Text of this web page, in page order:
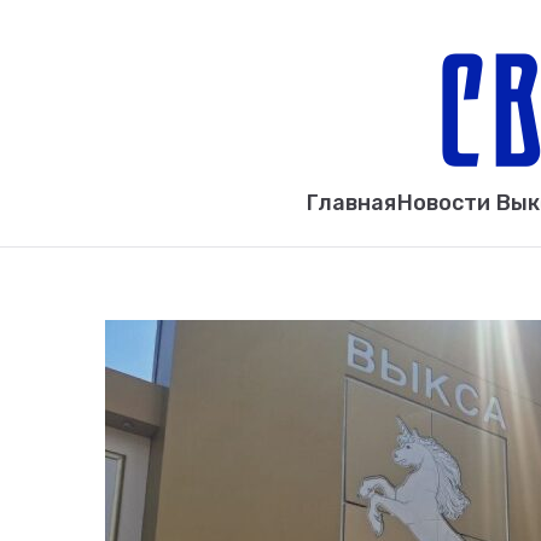
ГлавнаяНовости